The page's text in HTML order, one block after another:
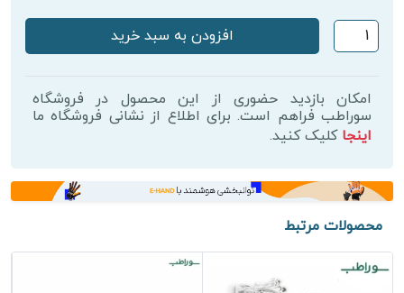
ابزار
گراستون
مناسب
کارپال
و
آزادسازی
عدد
افزودن به سبد خرید
امکان بازدید حضوری از این محصول در فروشگاه
سوراطب فراهم است. برای اطلاع از نشانی فروشگاه ما
اینجا کلیک کنید.
محصولات مرتبط